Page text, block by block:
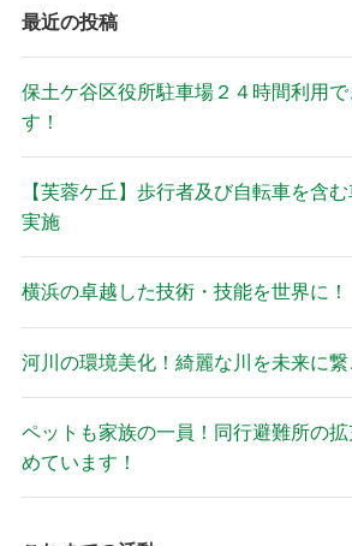
最近の投稿
保土ケ谷区役所駐車場２４時間利用
す！
【芙蓉ケ丘】歩行者及び自転車を含
実施
横浜の卓越した技術・技能を世界に！
河川の環境美化！綺麗な川を未来に繋
ペットも家族の一員！同行避難所の
めています！